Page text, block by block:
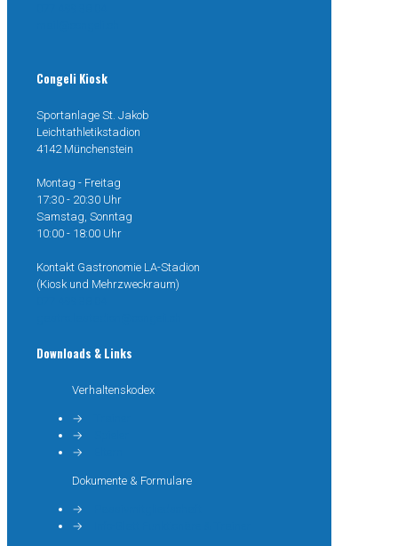
Congeli Kiosk
Sportanlage St. Jakob
Leichtathletikstadion
4142 Münchenstein
Montag - Freitag
17:30 - 20:30 Uhr
Samstag, Sonntag
10:00 - 18:00 Uhr
Kontakt Gastronomie LA-Stadion
(Kiosk und Mehrzweckraum)
Downloads & Links
Verhaltenskodex
→
→
→
Dokumente & Formulare
→
→